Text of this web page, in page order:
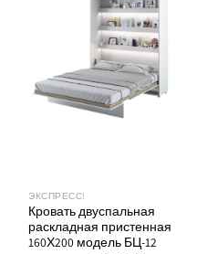
ЭКСПРЕСС!
Кровать двуспальная
раскладная пристенная
160Х200 модель БЦ-12